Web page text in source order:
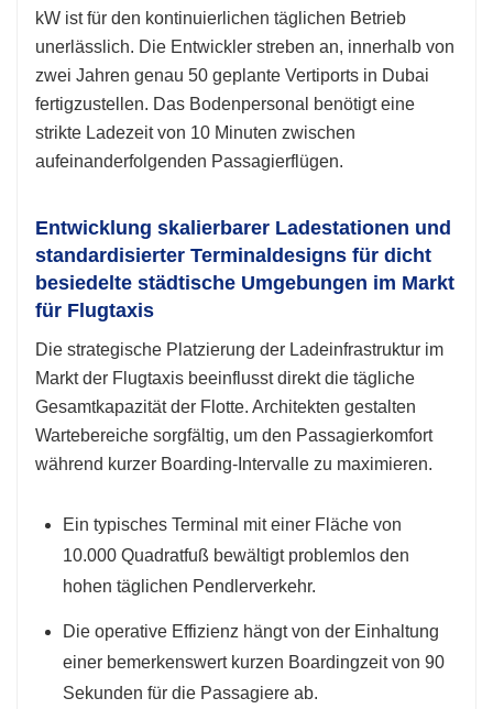
kW ist für den kontinuierlichen täglichen Betrieb
unerlässlich. Die Entwickler streben an, innerhalb von
zwei Jahren genau 50 geplante Vertiports in Dubai
fertigzustellen. Das Bodenpersonal benötigt eine
strikte Ladezeit von 10 Minuten zwischen
aufeinanderfolgenden Passagierflügen.
Entwicklung skalierbarer Ladestationen und
standardisierter Terminaldesigns für dicht
besiedelte städtische Umgebungen im Markt
für Flugtaxis
Die strategische Platzierung der Ladeinfrastruktur im
Markt der Flugtaxis beeinflusst direkt die tägliche
Gesamtkapazität der Flotte. Architekten gestalten
Wartebereiche sorgfältig, um den Passagierkomfort
während kurzer Boarding-Intervalle zu maximieren.
Ein typisches Terminal mit einer Fläche von
10.000 Quadratfuß bewältigt problemlos den
hohen täglichen Pendlerverkehr.
Die operative Effizienz hängt von der Einhaltung
einer bemerkenswert kurzen Boardingzeit von 90
Sekunden für die Passagiere ab.